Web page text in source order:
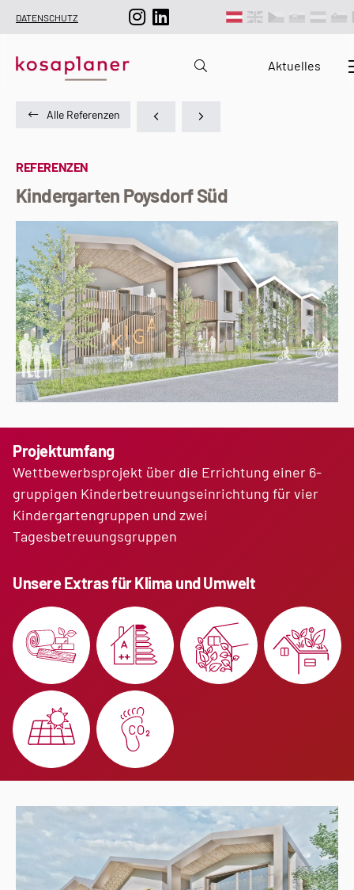
DATENSCHUTZ
Aktuelles
Alle Referenzen
REFERENZEN
Kindergarten Poysdorf Süd
Projektumfang
Wettbewerbsprojekt über die Errichtung einer 6-
gruppigen Kinderbetreuungseinrichtung für vier
Kindergartengruppen und zwei
Tagesbetreuungsgruppen
Unsere Extras für Klima und Umwelt